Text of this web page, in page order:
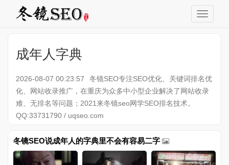
成年人字典
2026-08-07 00:23:57
冬镜SEO专注SEO优化、关键词排名优
化、网站收录推广，在重庆为众多中小型企业解决了网站收录
难、无排名等问题；2021来冬镜seo网学SEO排名技术。
QQ:33731790 / uqseo.com
冬镜SEO说成年人的字典里不会有容易二字